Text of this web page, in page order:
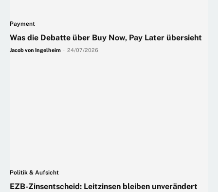
Payment
Was die Debatte über Buy Now, Pay Later übersieht
Jacob von Ingelheim 24/07/2026
Politik & Aufsicht
EZB-Zinsentscheid: Leitzinsen bleiben unverändert